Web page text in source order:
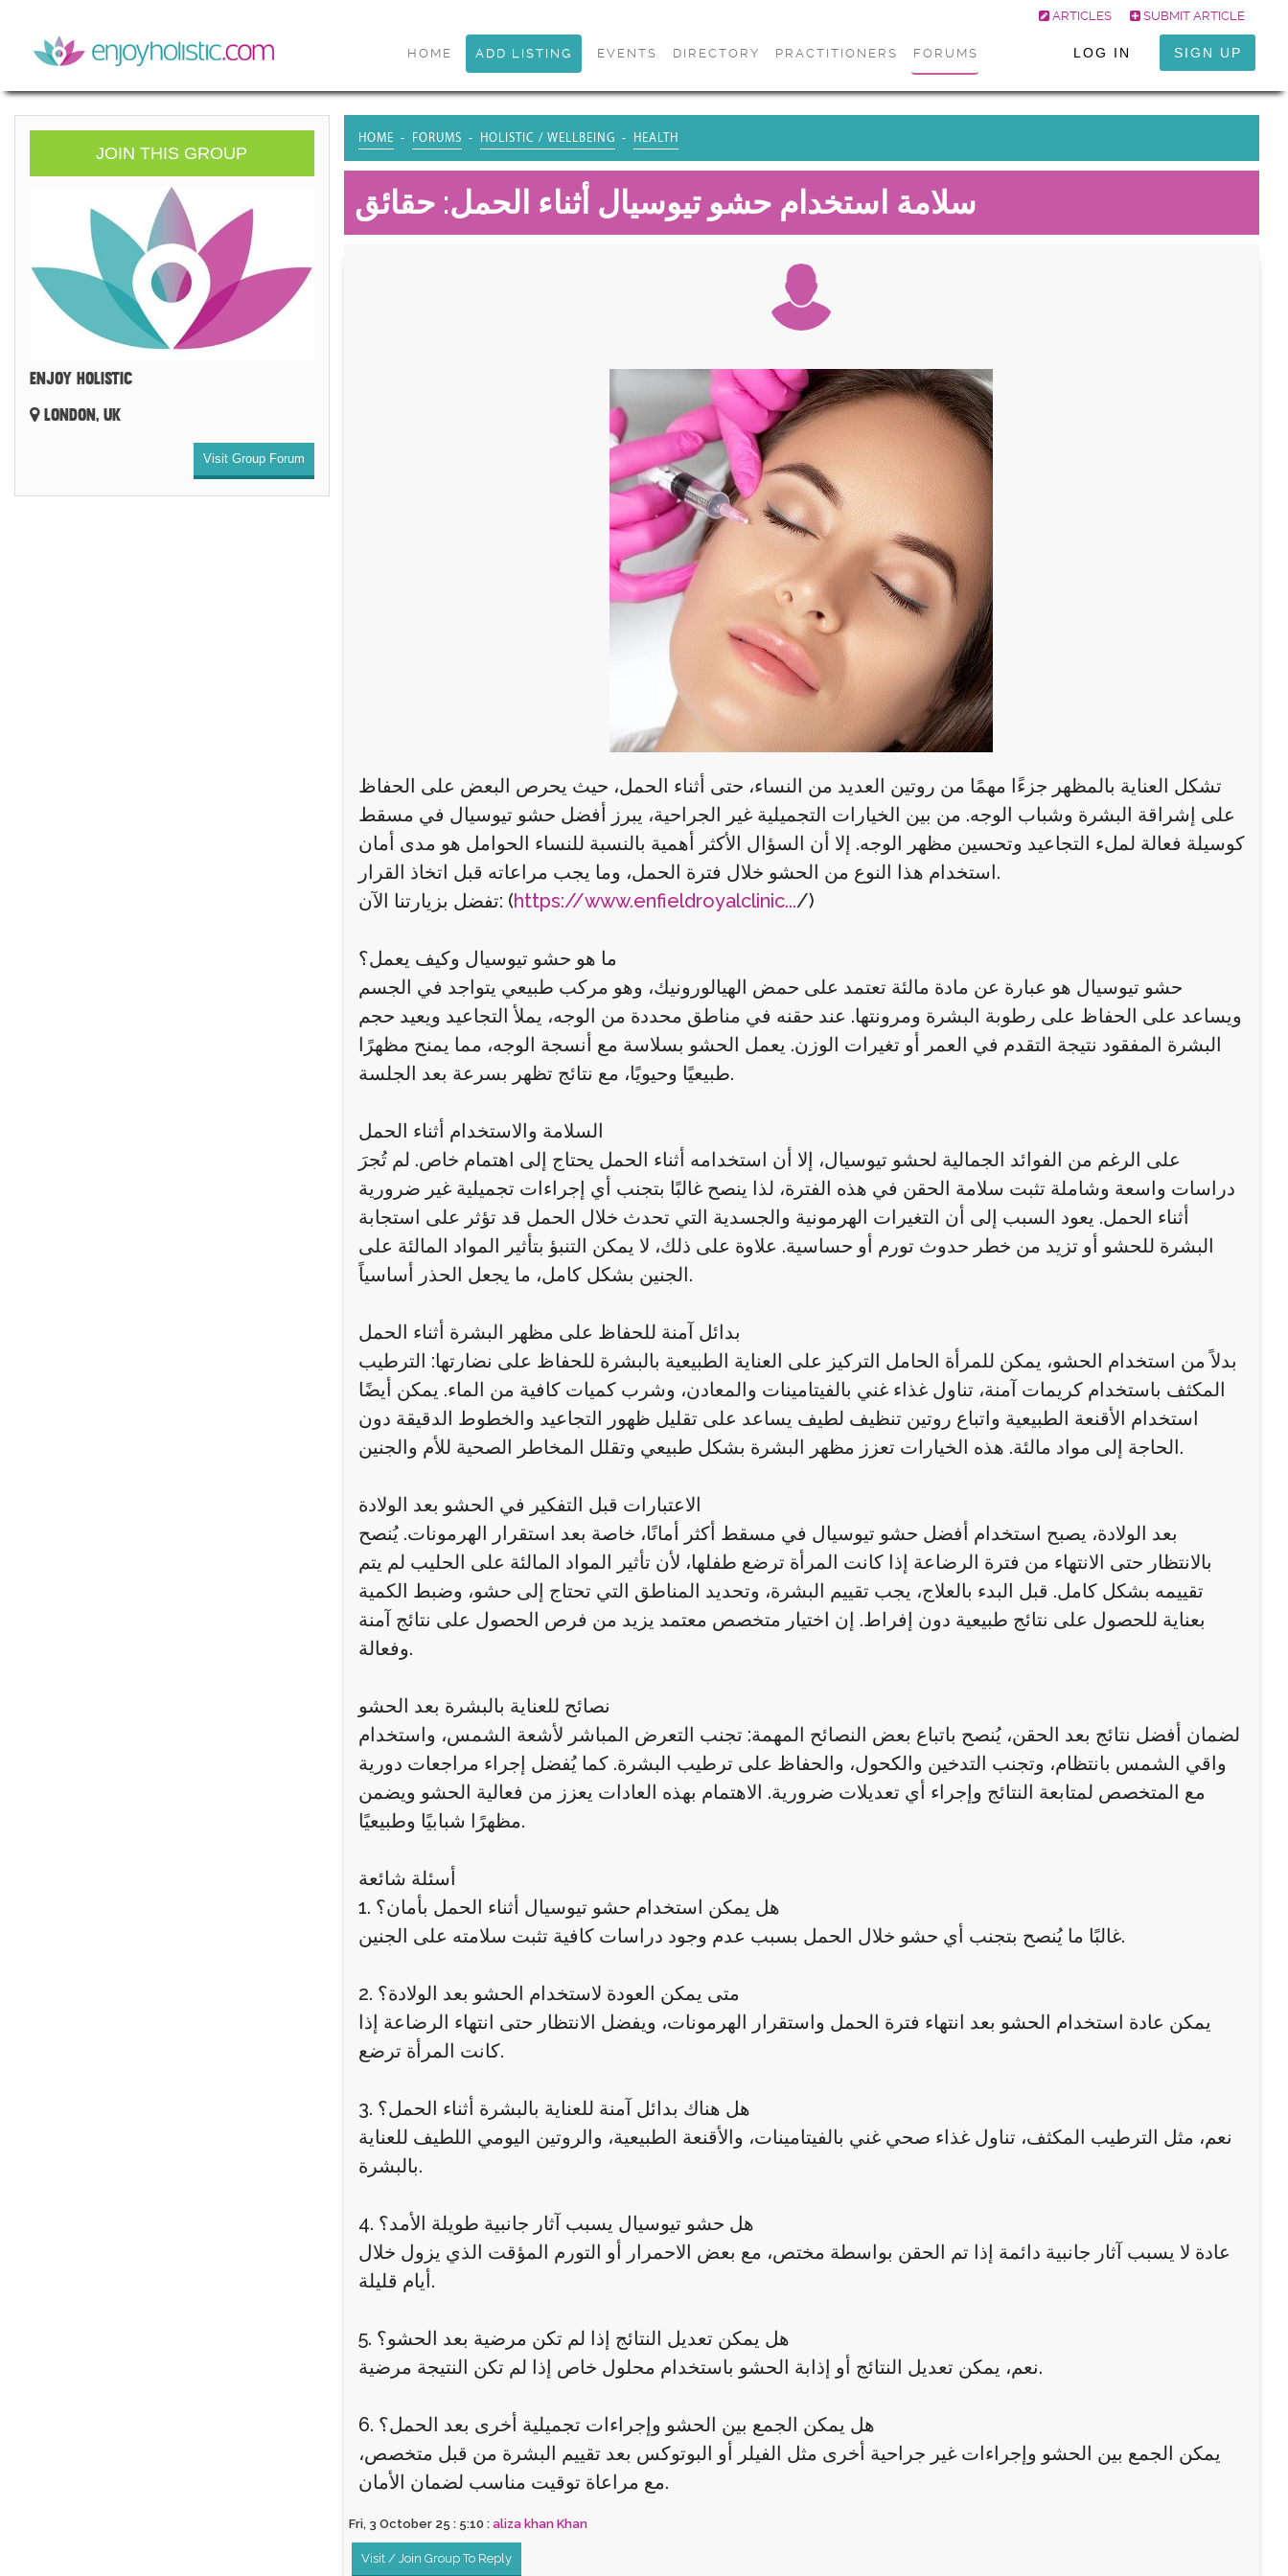
ARTICLES SUBMIT ARTICLE
HOME ADD LISTING EVENTS DIRECTORY PRACTITIONERS FORUMS LOG IN SIGN UP
JOIN THIS GROUP
ENJOY HOLISTIC
LONDON, UK
Visit Group Forum
HOME FORUMS HOLISTIC / WELLBEING HEALTH
سلامة استخدام حشو تيوسيال أثناء الحمل: حقائق
تشكل العناية بالمظهر جزءًا مهمًا من روتين العديد من النساء، حتى أثناء الحمل، حيث يحرص البعض على الحفاظ
على إشراقة البشرة وشباب الوجه. من بين الخيارات التجميلية غير الجراحية، يبرز أفضل حشو تيوسيال في مسقط
كوسيلة فعالة لملء التجاعيد وتحسين مظهر الوجه. إلا أن السؤال الأكثر أهمية بالنسبة للنساء الحوامل هو مدى أمان
استخدام هذا النوع من الحشو خلال فترة الحمل، وما يجب مراعاته قبل اتخاذ القرار.
تفضل بزيارتنا الآن: (https://www.enfieldroyalclinic.../)
ما هو حشو تيوسيال وكيف يعمل؟
حشو تيوسيال هو عبارة عن مادة مالئة تعتمد على حمض الهيالورونيك، وهو مركب طبيعي يتواجد في الجسم
ويساعد على الحفاظ على رطوبة البشرة ومرونتها. عند حقنه في مناطق محددة من الوجه، يملأ التجاعيد ويعيد حجم
البشرة المفقود نتيجة التقدم في العمر أو تغيرات الوزن. يعمل الحشو بسلاسة مع أنسجة الوجه، مما يمنح مظهرًا
طبيعيًا وحيويًا، مع نتائج تظهر بسرعة بعد الجلسة.
السلامة والاستخدام أثناء الحمل
على الرغم من الفوائد الجمالية لحشو تيوسيال، إلا أن استخدامه أثناء الحمل يحتاج إلى اهتمام خاص. لم تُجرَ
دراسات واسعة وشاملة تثبت سلامة الحقن في هذه الفترة، لذا ينصح غالبًا بتجنب أي إجراءات تجميلية غير ضرورية
أثناء الحمل. يعود السبب إلى أن التغيرات الهرمونية والجسدية التي تحدث خلال الحمل قد تؤثر على استجابة
البشرة للحشو أو تزيد من خطر حدوث تورم أو حساسية. علاوة على ذلك، لا يمكن التنبؤ بتأثير المواد المالئة على
الجنين بشكل كامل، ما يجعل الحذر أساسياً.
بدائل آمنة للحفاظ على مظهر البشرة أثناء الحمل
بدلاً من استخدام الحشو، يمكن للمرأة الحامل التركيز على العناية الطبيعية بالبشرة للحفاظ على نضارتها: الترطيب
المكثف باستخدام كريمات آمنة، تناول غذاء غني بالفيتامينات والمعادن، وشرب كميات كافية من الماء. يمكن أيضًا
استخدام الأقنعة الطبيعية واتباع روتين تنظيف لطيف يساعد على تقليل ظهور التجاعيد والخطوط الدقيقة دون
الحاجة إلى مواد مالئة. هذه الخيارات تعزز مظهر البشرة بشكل طبيعي وتقلل المخاطر الصحية للأم والجنين.
الاعتبارات قبل التفكير في الحشو بعد الولادة
بعد الولادة، يصبح استخدام أفضل حشو تيوسيال في مسقط أكثر أمانًا، خاصة بعد استقرار الهرمونات. يُنصح
بالانتظار حتى الانتهاء من فترة الرضاعة إذا كانت المرأة ترضع طفلها، لأن تأثير المواد المالئة على الحليب لم يتم
تقييمه بشكل كامل. قبل البدء بالعلاج، يجب تقييم البشرة، وتحديد المناطق التي تحتاج إلى حشو، وضبط الكمية
بعناية للحصول على نتائج طبيعية دون إفراط. إن اختيار متخصص معتمد يزيد من فرص الحصول على نتائج آمنة
وفعالة.
نصائح للعناية بالبشرة بعد الحشو
لضمان أفضل نتائج بعد الحقن، يُنصح باتباع بعض النصائح المهمة: تجنب التعرض المباشر لأشعة الشمس، واستخدام
واقي الشمس بانتظام، وتجنب التدخين والكحول، والحفاظ على ترطيب البشرة. كما يُفضل إجراء مراجعات دورية
مع المتخصص لمتابعة النتائج وإجراء أي تعديلات ضرورية. الاهتمام بهذه العادات يعزز من فعالية الحشو ويضمن
مظهرًا شبابيًا وطبيعيًا.
أسئلة شائعة
1. هل يمكن استخدام حشو تيوسيال أثناء الحمل بأمان؟
غالبًا ما يُنصح بتجنب أي حشو خلال الحمل بسبب عدم وجود دراسات كافية تثبت سلامته على الجنين.
2. متى يمكن العودة لاستخدام الحشو بعد الولادة؟
يمكن عادة استخدام الحشو بعد انتهاء فترة الحمل واستقرار الهرمونات، ويفضل الانتظار حتى انتهاء الرضاعة إذا
كانت المرأة ترضع.
3. هل هناك بدائل آمنة للعناية بالبشرة أثناء الحمل؟
نعم، مثل الترطيب المكثف، تناول غذاء صحي غني بالفيتامينات، والأقنعة الطبيعية، والروتين اليومي اللطيف للعناية
بالبشرة.
4. هل حشو تيوسيال يسبب آثار جانبية طويلة الأمد؟
عادة لا يسبب آثار جانبية دائمة إذا تم الحقن بواسطة مختص، مع بعض الاحمرار أو التورم المؤقت الذي يزول خلال
أيام قليلة.
5. هل يمكن تعديل النتائج إذا لم تكن مرضية بعد الحشو؟
نعم، يمكن تعديل النتائج أو إذابة الحشو باستخدام محلول خاص إذا لم تكن النتيجة مرضية.
6. هل يمكن الجمع بين الحشو وإجراءات تجميلية أخرى بعد الحمل؟
يمكن الجمع بين الحشو وإجراءات غير جراحية أخرى مثل الفيلر أو البوتوكس بعد تقييم البشرة من قبل متخصص،
مع مراعاة توقيت مناسب لضمان الأمان.
Fri, 3 October 25 : 5:10 : aliza khan Khan
Visit / Join Group To Reply